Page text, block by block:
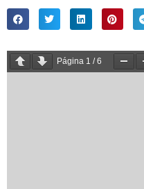
Página 1 /6